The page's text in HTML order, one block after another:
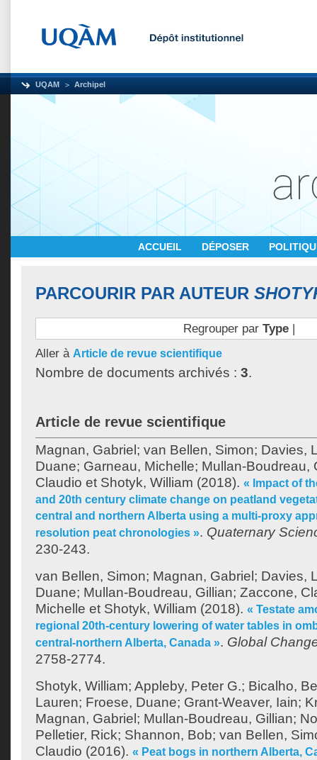
UQAM Archipel
ACCUEIL DÉPOSER
PARCOURIR PAR AUTEUR
Regrouper par Type|
Aller à Article de revue scientifique
Nombre de documents archivés : 3.
Article de revue scientifique
Magnan, Gabriel ; van Bellen, Simon; Davies,
Duane; Garneau, Michelle; Mullan-Boudreau,
Claudio et Shotyk, William (2018). « Impact of
and 20th century climate change on peatland
central and northern Alberta using a multi-proxy
resolution peat chronologies ». Quaternary
230-243.
van Bellen, Simon; Magnan, Gabriel ; Davies,
Duane; Mullan-Boudreau, Gillian; Zaccone,
Michelle et Shotyk, William (2018). « Testate
regional 20th-century lowering of water tables in
central-northern Alberta, Canada ». Global
2758-2774.
Shotyk, William; Appleby, Peter G.; Bicalho,
Lauren; Froese, Duane; Grant-Weaver, Iain;
Magnan, Gabriel ; Mullan-Boudreau, Gillian;
Pelletier, Rick; Shannon, Bob; van Bellen,
Claudio (2016). « Peat bogs in northern Alberta,